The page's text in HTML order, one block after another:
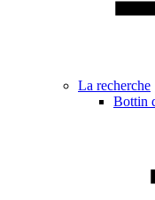
La recherche
Bottin